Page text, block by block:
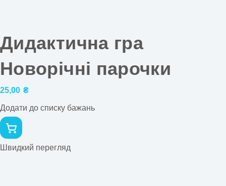
Дидактична гра
Новорічні парочки
25,00 ₴
Додати до списку бажань
Швидкий перегляд